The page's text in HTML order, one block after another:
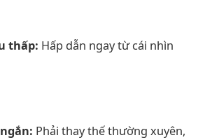
thấp: Hấp dẫn ngay từ cái nhìn
Phải thay thế thường xuyên,